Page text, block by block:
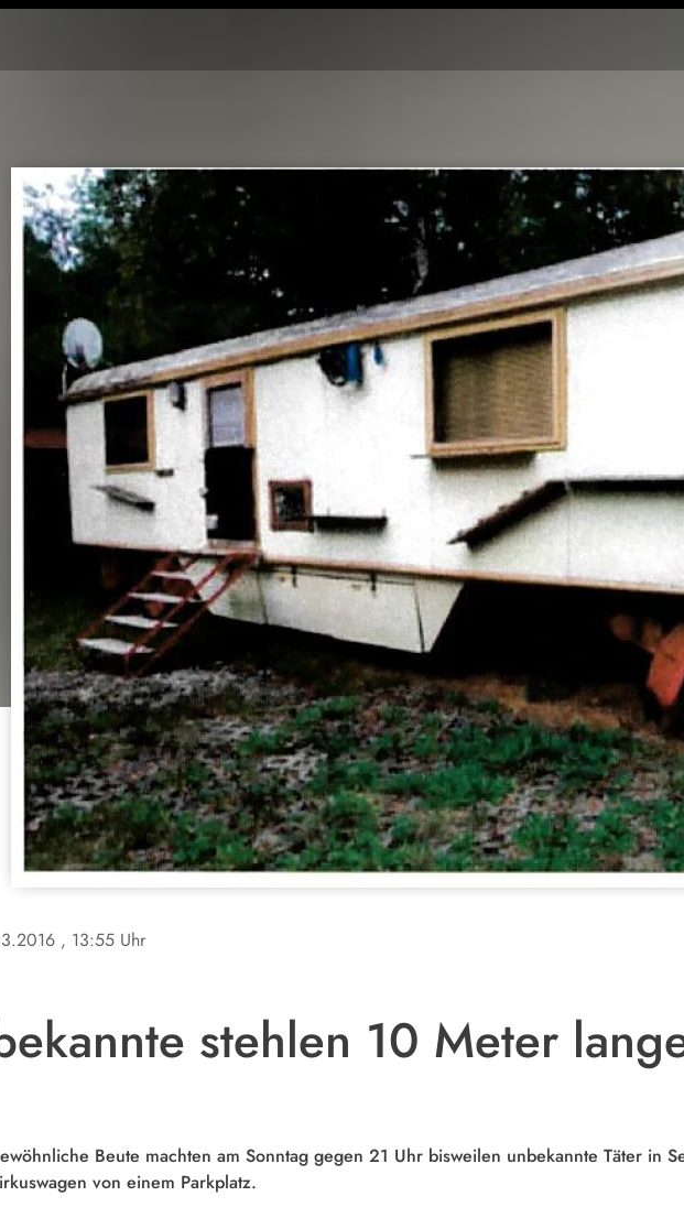
, 13:55 Uhr
stehlen 10 Meter
Beute machten am Sonntag gegen 21 Uhr bisweilen unbekannte Täter in
von einem Parkplatz.